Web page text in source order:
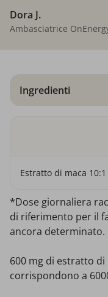
Dora J.
Ambasciatrice
Ingredienti
Estratto di maca 10:1
*Dose giornaliera
di riferimento per il
ancora determinato.
600 mg di estratto
corrispondono a